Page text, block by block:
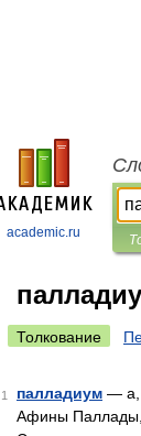
academic.ru
Толкование
1 палладиум — а,
Афины Паллады,